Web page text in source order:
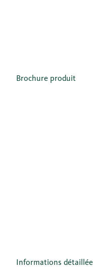
Brochure produit
Informations